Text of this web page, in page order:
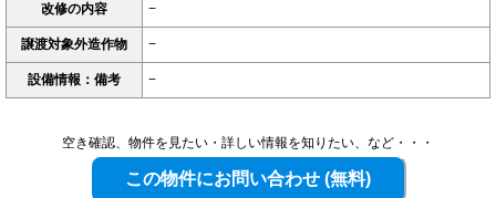
改修の内容 −
譲渡対象外造作物 −
設備情報：備考 −
空き確認、物件を見たい・詳しい情報を知りたい、など・・・